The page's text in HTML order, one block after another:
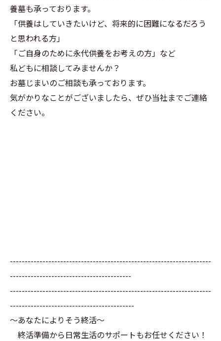
養墓も承っております。
「供養はしていきたいけど、将来的に困難になるだろう
と思われる方」
「ご自身のために永代供養をお考えの方」など
私どもに相談してみませんか？
お墓じまいのご相談も承っております。
気がかりなことがございましたら、ぜひ当社までご連絡
ください。
--------------------------------------------------------------------
-----------------------------------------
--------------------------------------------------------------------
------------------------------------------
～あなたによりそう終活～
終活準備から日常生活のサポートもお任せください！